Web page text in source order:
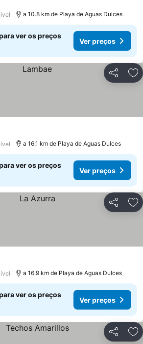
a 10.8 km de Playa de Aguas Dulces
ver os preços
Ver preços
Partilhar
a 16.1 km de Playa de Aguas Dulces
ver os preços
Ver preços
Partilhar
a 16.9 km de Playa de Aguas Dulces
ver os preços
Ver preços
Partilhar